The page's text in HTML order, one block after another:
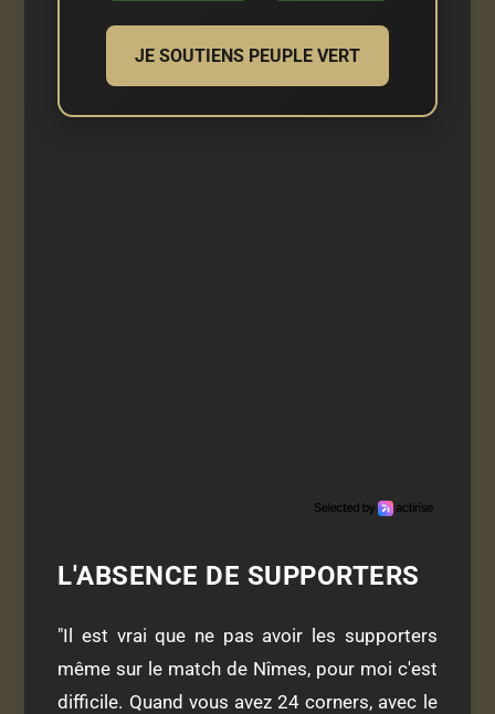
JE SOUTIENS PEUPLE VERT
L'ABSENCE DE SUPPORTERS
"Il est vrai que ne pas avoir les supporters
même sur le match de Nîmes, pour moi c'est
difficile. Quand vous avez 24 corners, avec le